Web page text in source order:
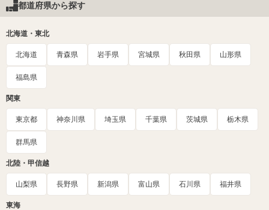
都道府県から探す
北海道・東北
北海道 青森県 岩手県 宮城県 秋田県 山形県
福島県
関東
東京都 神奈川県 埼玉県 千葉県 茨城県 栃木県
群馬県
北陸・甲信越
山梨県 長野県 新潟県 富山県 石川県 福井県
東海